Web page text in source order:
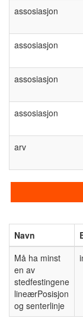
assosiasjon
assosiasjon
assosiasjon
assosiasjon
arv
Navn
Må ha minst
en av
stedfestingene
lineærPosisjon
og senterlinje